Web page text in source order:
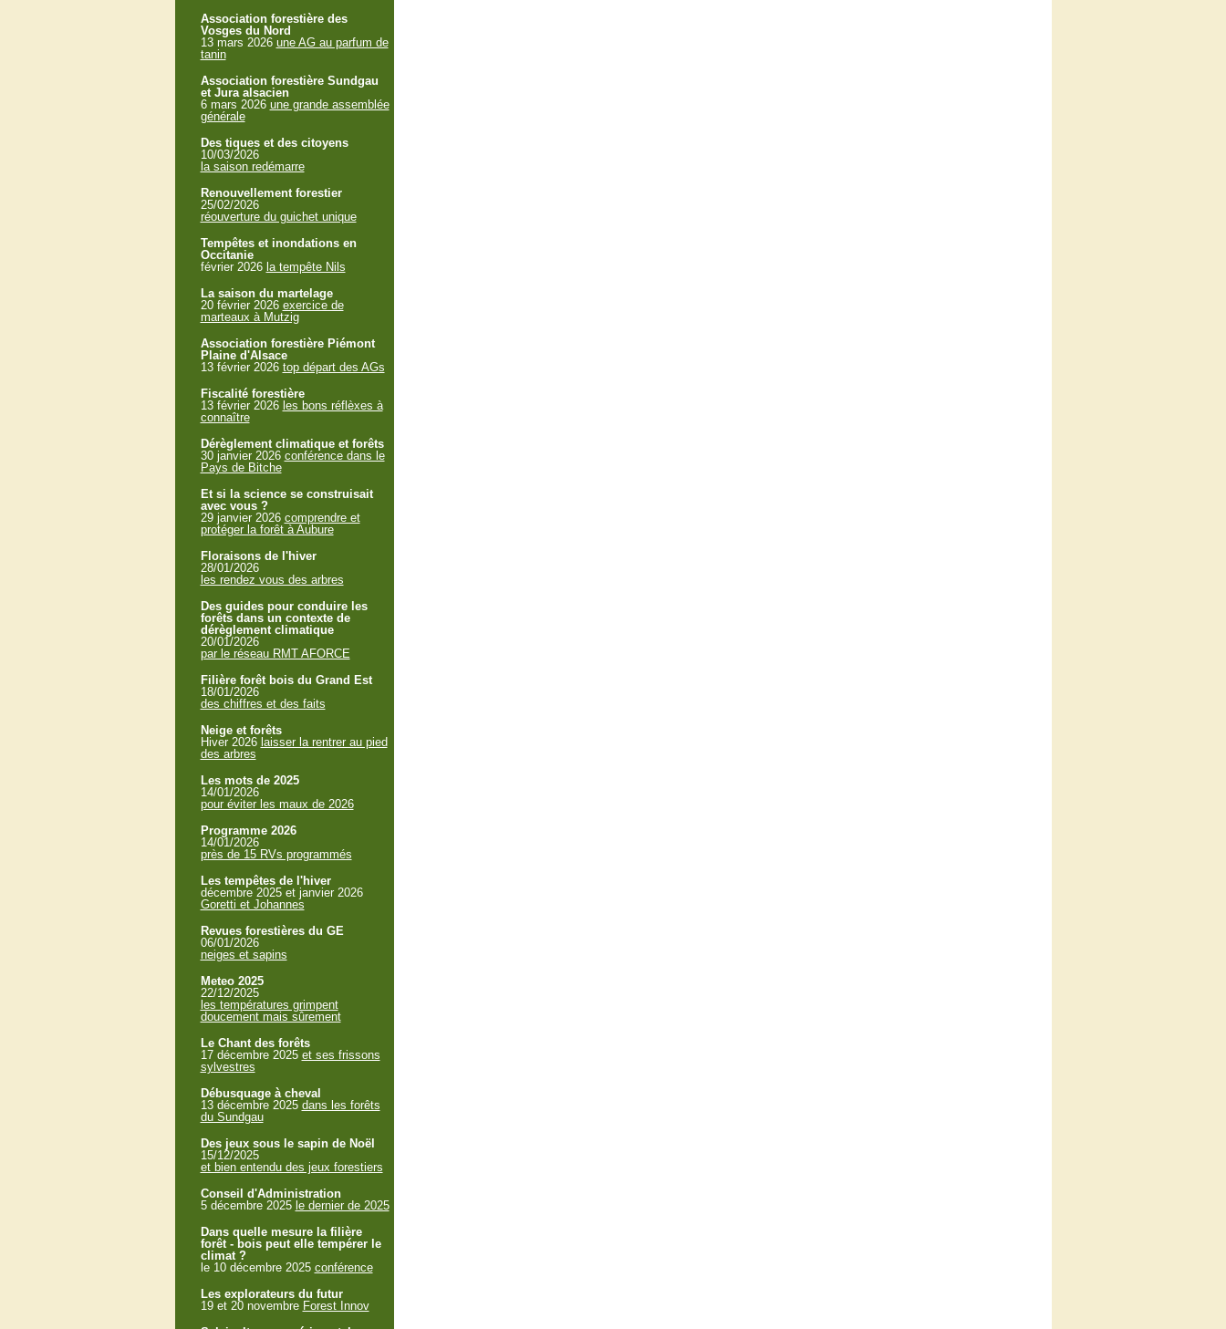
Association forestière des
Vosges du Nord
13 mars 2026 une AG au parfum de
tanin
Association forestière Sundgau
et Jura alsacien
6 mars 2026 une grande assemblée
générale
Des tiques et des citoyens
10/03/2026
la saison redémarre
Renouvellement forestier
25/02/2026
réouverture du guichet unique
Tempêtes et inondations en
Occitanie
février 2026 la tempête Nils
La saison du martelage
20 février 2026 exercice de
marteaux à Mutzig
Association forestière Piémont
Plaine d'Alsace
13 février 2026 top départ des AGs
Fiscalité forestière
13 février 2026 les bons réflèxes à
connaître
Dérèglement climatique et forêts
30 janvier 2026 conférence dans le
Pays de Bitche
Et si la science se construisait
avec vous ?
29 janvier 2026 comprendre et
protéger la forêt à Aubure
Floraisons de l'hiver
28/01/2026
les rendez vous des arbres
Des guides pour conduire les
forêts dans un contexte de
dérèglement climatique
20/01/2026
par le réseau RMT AFORCE
Filière forêt bois du Grand Est
18/01/2026
des chiffres et des faits
Neige et forêts
Hiver 2026 laisser la rentrer au pied
des arbres
Les mots de 2025
14/01/2026
pour éviter les maux de 2026
Programme 2026
14/01/2026
près de 15 RVs programmés
Les tempêtes de l'hiver
décembre 2025 et janvier 2026
Goretti et Johannes
Revues forestières du GE
06/01/2026
neiges et sapins
Meteo 2025
22/12/2025
les températures grimpent
doucement mais sûrement
Le Chant des forêts
17 décembre 2025 et ses frissons
sylvestres
Débusquage à cheval
13 décembre 2025 dans les forêts
du Sundgau
Des jeux sous le sapin de Noël
15/12/2025
et bien entendu des jeux forestiers
Conseil d'Administration
5 décembre 2025 le dernier de 2025
Dans quelle mesure la filière
forêt - bois peut elle tempérer le
climat ?
le 10 décembre 2025 conférence
Les explorateurs du futur
19 et 20 novembre Forest Innov